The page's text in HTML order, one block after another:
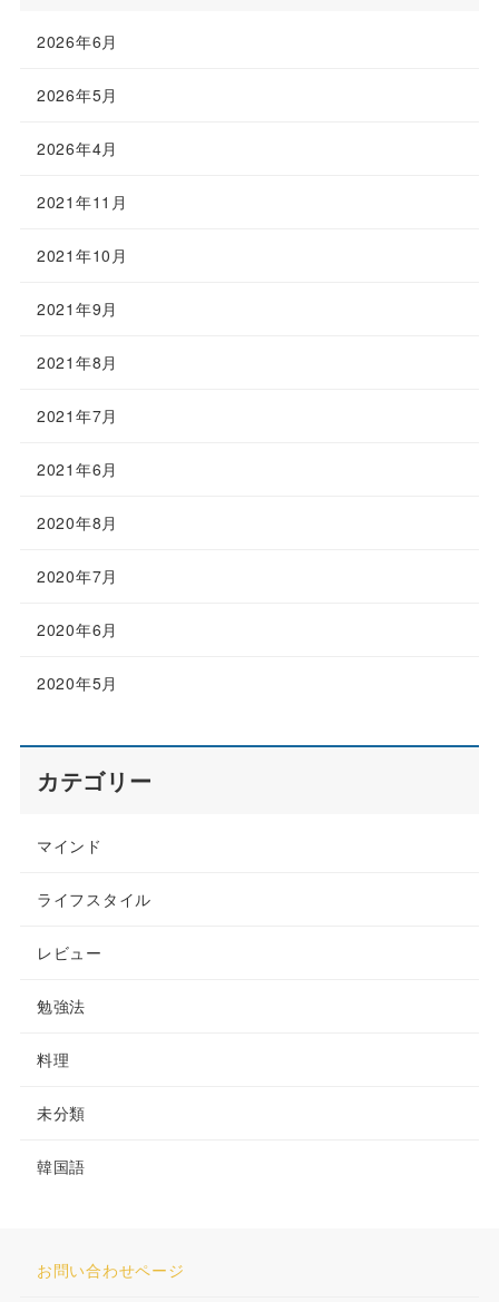
2026年6月
2026年5月
2026年4月
2021年11月
2021年10月
2021年9月
2021年8月
2021年7月
2021年6月
2020年8月
2020年7月
2020年6月
2020年5月
カテゴリー
マインド
ライフスタイル
レビュー
勉強法
料理
未分類
韓国語
お問い合わせページ